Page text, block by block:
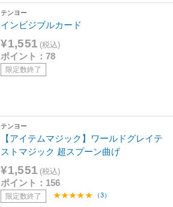
テンヨー
インビジブルカード
¥1,551 (税込)
ポイント：78
限定数終了
テンヨー
【アイテムマジック】ワールドグレイテ
ストマジック 超スプーン曲げ
¥1,551 (税込)
ポイント：156
限定数終了 （3）